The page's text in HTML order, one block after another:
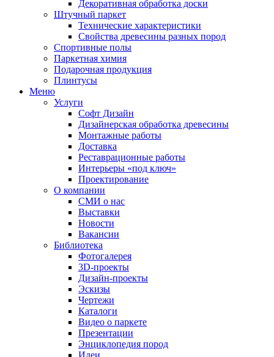
Декоративная обработка доски
Штучный паркет
Технические характеристики
Свойства древесины разных пород
Спортивные полы
Паркетная химия
Подарочная продукция
Плинтусы
Меню
Услуги
Софт Дизайн
Дизайнерская обработка древесины
Монтажные работы
Доставка
Реставрационные работы
Интерьеры «под ключ»
Проектирование
О компании
СМИ о нас
Выставки
Новости
Вакансии
Библиотека
Фотогалерея
3D-проекты
Дизайн-проекты
Эскизы
Чертежи
Каталоги
Видео о паркете
Презентации
Энциклопедия пород
Идеи